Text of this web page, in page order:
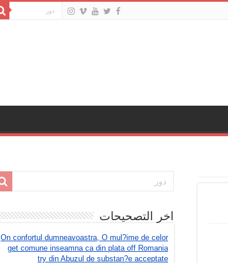
اخر التصحيحات
On confortul dumneavoastra, O mul?ime de celor
get comune inseamna ca din plata off Romania
try din Abuzul de substan?e acceptate